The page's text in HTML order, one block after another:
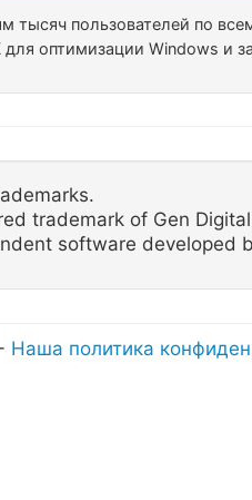
тысяч пользователей по
для оптимизации Windows и
trademark of Gen
software developed
Наша политика